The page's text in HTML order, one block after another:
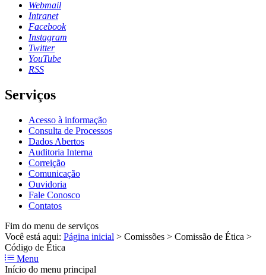
Webmail
Intranet
Facebook
Instagram
Twitter
YouTube
RSS
Serviços
Acesso à informação
Consulta de Processos
Dados Abertos
Auditoria Interna
Correição
Comunicação
Ouvidoria
Fale Conosco
Contatos
Fim do menu de serviços
Você está aqui: Página inicial > Comissões > Comissão de Ética >
Código de Ética
Menu
Início do menu principal